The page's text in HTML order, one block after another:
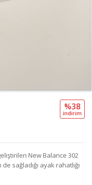
%38
i̇ndi̇ri̇m
New Balance 302
sağladığı ayak rahatlığı